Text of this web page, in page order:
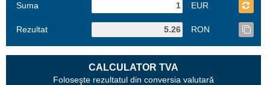
Suma EUR
Rezultat RON
CALCULATOR TVA
Foloseşte rezultatul din conversia valutară